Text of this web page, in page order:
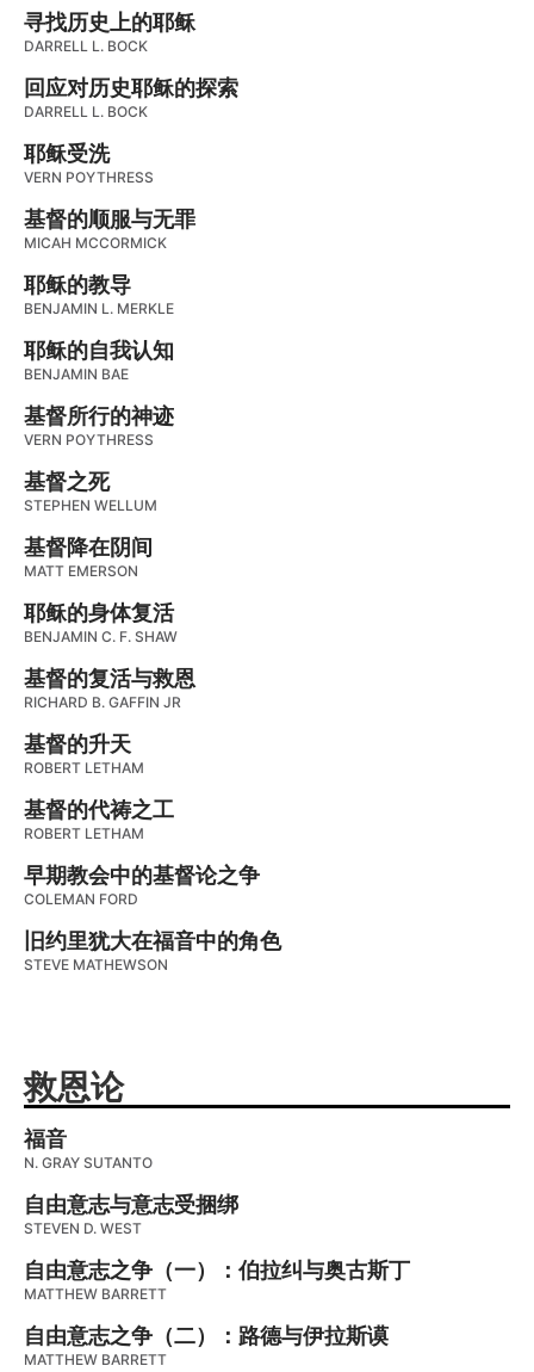
寻找历史上的耶稣
DARRELL L. BOCK
回应对历史耶稣的探索
DARRELL L. BOCK
耶稣受洗
VERN POYTHRESS
基督的顺服与无罪
MICAH MCCORMICK
耶稣的教导
BENJAMIN L. MERKLE
耶稣的自我认知
BENJAMIN BAE
基督所行的神迹
VERN POYTHRESS
基督之死
STEPHEN WELLUM
基督降在阴间
MATT EMERSON
耶稣的身体复活
BENJAMIN C. F. SHAW
基督的复活与救恩
RICHARD B. GAFFIN JR
基督的升天
ROBERT LETHAM
基督的代祷之工
ROBERT LETHAM
早期教会中的基督论之争
COLEMAN FORD
旧约里犹大在福音中的角色
STEVE MATHEWSON
救恩论
福音
N. GRAY SUTANTO
自由意志与意志受捆绑
STEVEN D. WEST
自由意志之争（一）：伯拉纠与奥古斯丁
MATTHEW BARRETT
自由意志之争（二）：路德与伊拉斯谟
MATTHEW BARRETT